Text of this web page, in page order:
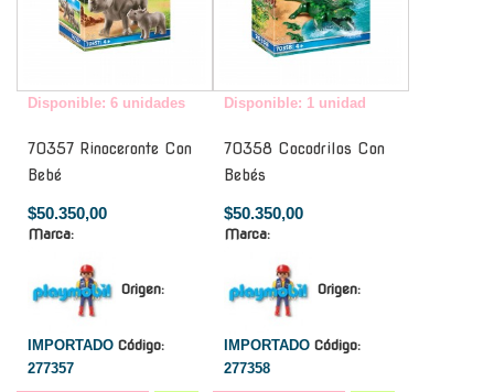
Disponible: 6 unidades
70357 Rinoceronte Con
Bebé
$50.350,00
Marca:
Origen:
IMPORTADO Código:
277357
Disponible: 1 unidad
70358 Cocodrilos Con
Bebés
$50.350,00
Marca:
Origen:
IMPORTADO Código:
277358